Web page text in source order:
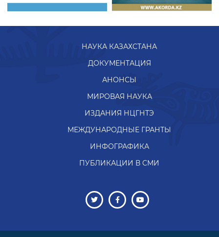
НАУКА КАЗАХСТАНА
ДОКУМЕНТАЦИЯ
АНОНСЫ
МИРОВАЯ НАУКА
ИЗДАНИЯ НЦГНТЭ
МЕЖДУНАРОДНЫЕ ГРАНТЫ
ИНФОГРАФИКА
ПУБЛИКАЦИИ В СМИ